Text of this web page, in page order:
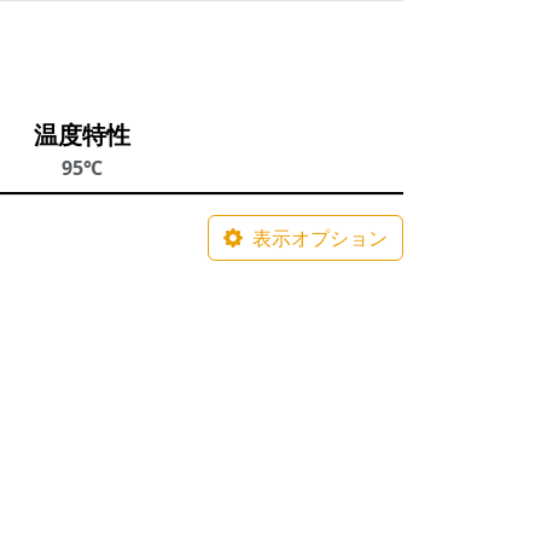
温度特性
95℃
表示オプション